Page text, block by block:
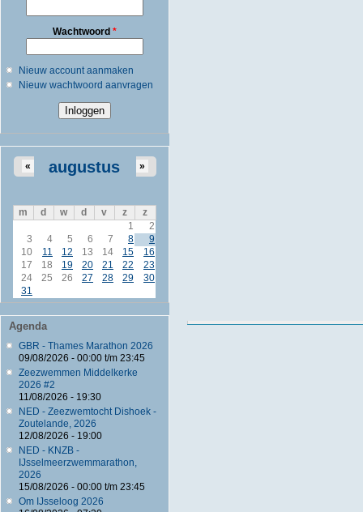
Wachtwoord *
Nieuw account aanmaken
Nieuw wachtwoord aanvragen
augustus
« »
m d w d v z
z
1
2
3
4 5 6 7 8
9
10
11 12 13 14 15
16
17
18 19 20 21 22
23
24
25 26 27 28 29
30
31
Agenda
GBR - Thames Marathon 2026
09/08/2026 - 00:00t/m 23:45
Zeezwemmen Middelkerke
2026 #2
11/08/2026 - 19:30
NED - Zeezwemtocht Dishoek -
Zoutelande, 2026
12/08/2026 - 19:00
NED - KNZB -
IJsselmeerzwemmarathon,
2026
15/08/2026 - 00:00t/m 23:45
Om IJsseloog 2026